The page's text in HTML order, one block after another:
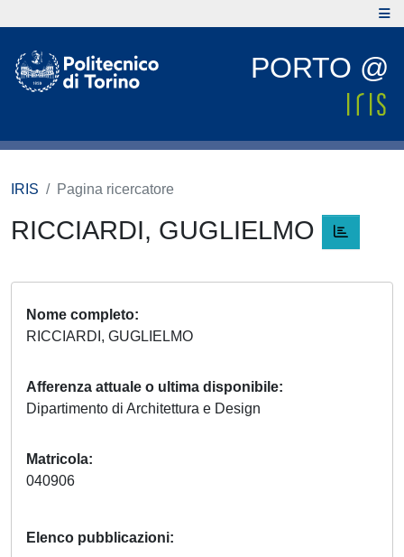
PORTO @
IRIS Pagina ricercatore
RICCIARDI, GUGLIELMO
Nome completo
RICCIARDI, GUGLIELMO
Afferenza attuale o ultima disponibile
Dipartimento di Architettura e Design
Matricola
040906
Elenco pubblicazioni